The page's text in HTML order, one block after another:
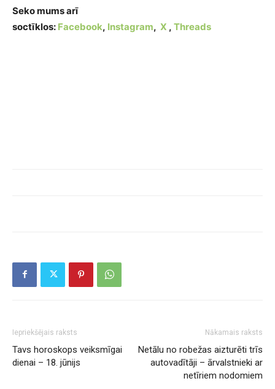
Seko mums arī
soctīklos: Facebook, Instagram, X , Threads
Iepriekšējais raksts
Tavs horoskops veiksmīgai
dienai – 18. jūnijs
Nākamais raksts
Netālu no robežas aizturēti trīs
autovadītāji – ārvalstnieki ar
netīriem nodomiem